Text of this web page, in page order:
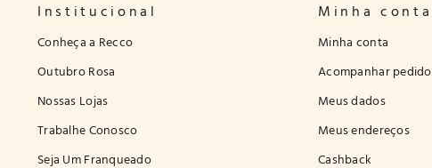
Institucional
Conheça a Recco
Outubro Rosa
Nossas Lojas
Trabalhe Conosco
Seja Um Franqueado
Minha conta
Minha conta
Acompanhar pedido
Meus dados
Meus endereços
Cashback